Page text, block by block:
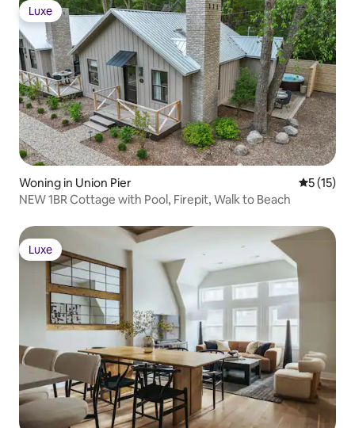
Luxe
Luxe
Woning in Union Pier
5 (15)
NEW 1BR Cottage with Pool, Firepit, Walk to Beach
Luxe
Luxe